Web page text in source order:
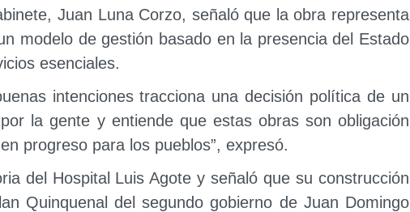
Juan Luna Corzo, señaló que la obra representa
modelo de gestión basado en la presencia del Estado
esenciales.
intenciones tracciona una decisión política de un
la gente y entiende que estas obras son obligación
progreso para los pueblos”, expresó.
del Hospital Luis Agote y señaló que su construcción
Quinquenal del segundo gobierno de Juan Domingo